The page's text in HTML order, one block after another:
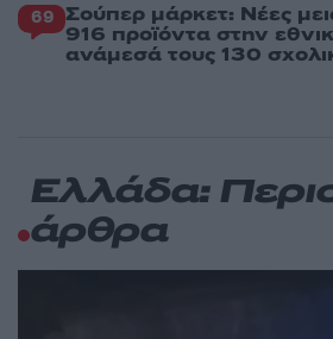
69 Σούπερ μάρκετ: Νέες
916 προϊόντα στην
ανάμεσά τους 130
Ελλάδα:
άρθρα